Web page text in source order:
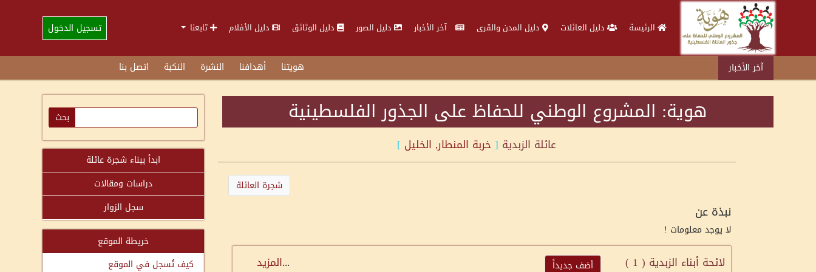
الرئيسة دليل العائلات دليل المدن والقرى آخر الأخبار دليل الصور دليل الوثائق دليل الأفلام تابعنا تسجيل الدخول
آخر الأخبار هويتنا أهدافنا النشرة النكبة اتصل بنا
هوية: المشروع الوطني للحفاظ على الجذور الفلسطينية
عائلة الزبدية [ خربة المنطار, الخليل ]
شجرة العائلة
نبذة عن
لا يوجد معلومات !
لائحة أبناء الزبدية ( 1
) أضف جديداً ...المزيد
ابدأ ببناء شجرة عائلة
دراسات ومقالات
سجل الزوار
خريطة الموقع
كيف تُسجل في الموقع